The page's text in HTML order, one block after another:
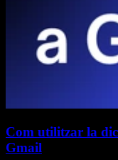
Com utilitzar la
Gmail